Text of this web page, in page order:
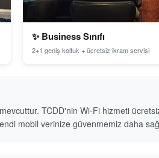
✨ Business Sınıfı
2+1 geniş koltuk + ücretsiz ikram servisi
TCDD'nin Wi-Fi hizmeti
mobil verinize güvenmemiz daha